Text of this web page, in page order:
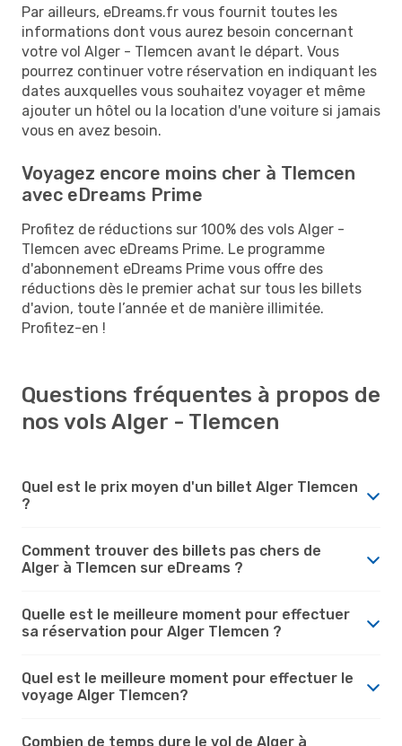
Par ailleurs, eDreams.fr vous fournit toutes les
informations dont vous aurez besoin concernant
votre vol Alger - Tlemcen avant le départ. Vous
pourrez continuer votre réservation en indiquant les
dates auxquelles vous souhaitez voyager et même
ajouter un hôtel ou la location d'une voiture si jamais
vous en avez besoin.
Voyagez encore moins cher à Tlemcen
avec eDreams Prime
Profitez de réductions sur 100% des vols Alger -
Tlemcen avec eDreams Prime. Le programme
d'abonnement eDreams Prime vous offre des
réductions dès le premier achat sur tous les billets
d'avion, toute l’année et de manière illimitée.
Profitez-en !
Questions fréquentes à propos de
nos vols Alger - Tlemcen
Quel est le prix moyen d'un billet Alger Tlemcen
?
Comment trouver des billets pas chers de
Alger à Tlemcen sur eDreams ?
Quelle est le meilleure moment pour effectuer
sa réservation pour Alger Tlemcen ?
Quel est le meilleure moment pour effectuer le
voyage Alger Tlemcen?
Combien de temps dure le vol de Alger à